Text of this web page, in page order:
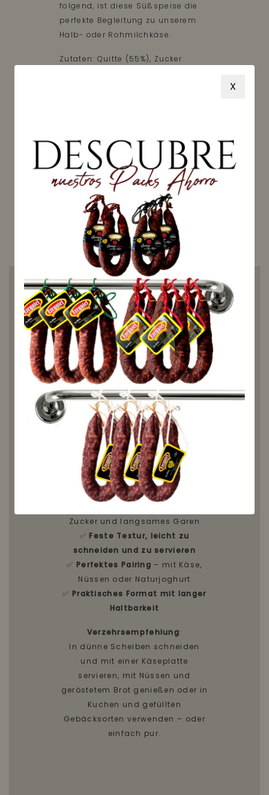
folgend, ist diese Süßspeise die
perfekte Begleitung zu unserem
Halb- oder Rohmilchkäse.
Zutaten: Quitte (55%), Zucker
Preis: 9,00 €/kg
VERFÜGBAR
Sie erhalten Ihre Bestellung
zwischen dem
Dienstag, 11
August
undMontag, 17
August
DieQuittenpaste von Alnogal
Gourmetist ein traditionelles
spanisches Feinkostprodukt, das
handwerklich aus saisonalem
Obst hergestellt wird – ganz ohne
Konservierungsstoffe, Farbstoffe
oder künstliche Zusätze. Ihre
feste, glatte Textur und
ausgewogene Süße machen sie
zum perfekten Begleiter für
gereiften Käse wie Manchego
oder als feines Dessert.
Zucker und langsames Garen
✅Feste Textur, leicht zu
schneiden und zu servieren
✅ Perfektes Pairing – mit Käse,
Nüssen oder Naturjoghurt
✅ Praktisches Format mit langer
Haltbarkeit
Verzehrsempfehlung:
In dünne Scheiben schneiden
und mit einer Käseplatte
servieren, mit Nüssen und
geröstetem Brot genießen oder in
Kuchen und gefüllten
Gebäcksorten verwenden – oder
einfach pur.
X